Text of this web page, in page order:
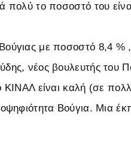
πολύ το ποσοστό του
με ποσοστό 8,4 %
νέος βουλευτής του
είναι καλή (σε
Βούγια. Μια